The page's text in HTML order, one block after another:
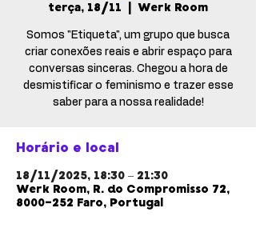
terça, 18/11 Werk Room
Somos "Etiqueta", um grupo que busca
criar conexões reais e abrir espaço para
conversas sinceras. Chegou a hora de
desmistificar o feminismo e trazer esse
saber para a nossa realidade!
Horário e local
18/11/2025, 18:30 – 21:30
Werk Room, R. do Compromisso 72,
8000-252 Faro, Portugal